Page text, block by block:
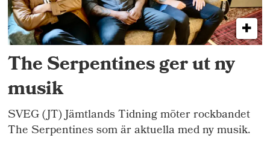
The Serpentines ger ut ny
musik
SVEG (JT) Jämtlands Tidning möter rockbandet
The Serpentines som är aktuella med ny musik.